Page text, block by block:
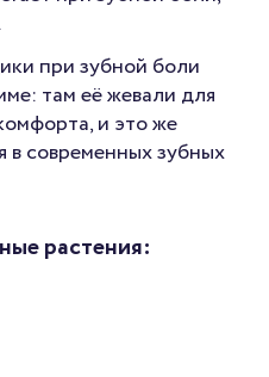
при зубной боли
там её жевали для
и это же
в современных зубных
растения: